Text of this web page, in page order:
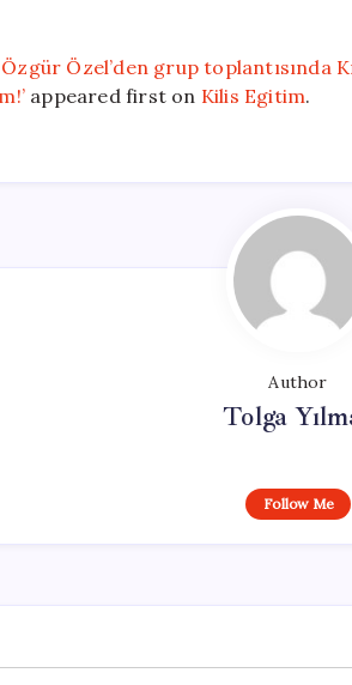
Özel’den grup toplantısında
appeared first on Kilis Egitim.
Author
Tolga
Follow Me